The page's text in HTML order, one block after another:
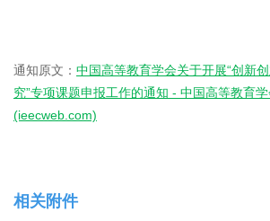
通知原文： 中国高等教育学会关于开展“创新
究”专项课题申报工作的通知 - 中国高等教育
(ieecweb.com)
相关附件